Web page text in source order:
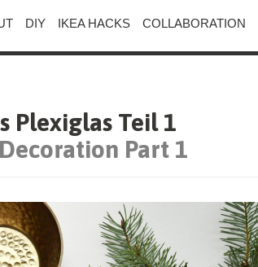
DIY IKEA HACKS COLLABORATION
Plexiglas Teil 1
Part 1